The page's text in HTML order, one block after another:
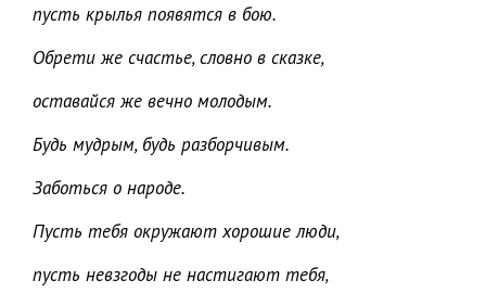
пусть крылья появятся в бою.
Обрети же счастье, словно в сказке,
оставайся же вечно молодым.
Будь мудрым, будь разборчивым.
Заботься о народе.
Пусть тебя окружают хорошие люди,
пусть невзгоды не настигают тебя,